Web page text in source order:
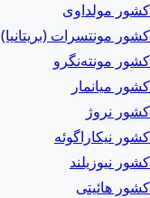
کشور مولداوی
کشور مونتسرات (بریتانیا)
کشور مونته‌نگرو
کشور میانمار
کشور نروژ
کشور نیکاراگوئه
کشور نیوزیلند
کشور هائیتی